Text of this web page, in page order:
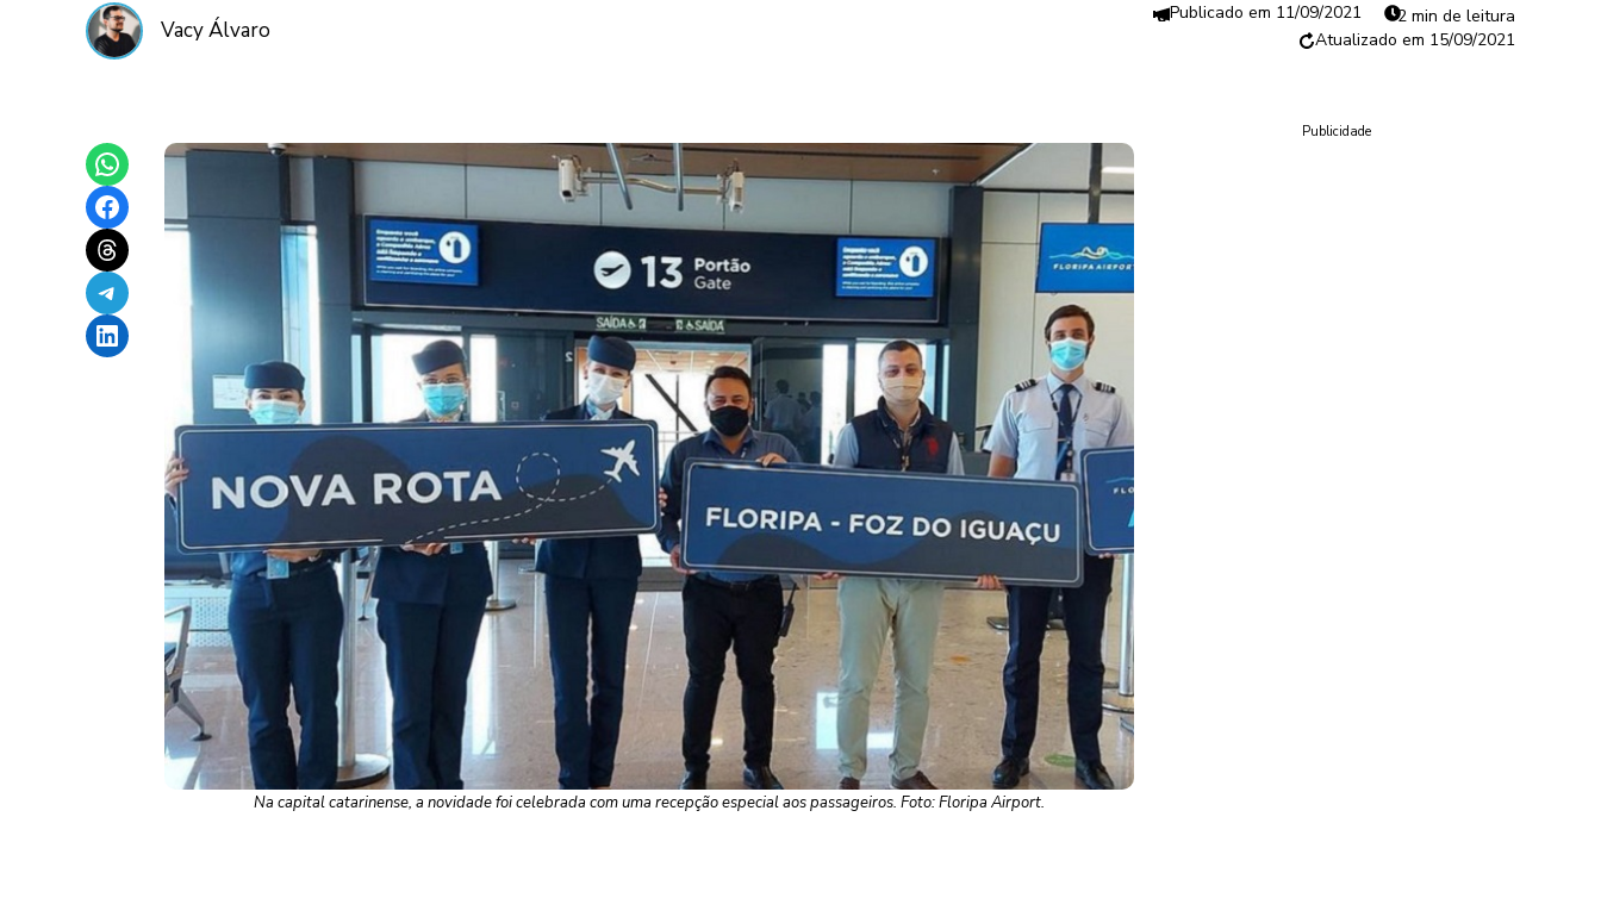
Vacy Álvaro
11/09/2021
2 min de leitura
15/09/2021
Share on WhatsApp
Share on Facebook
Share on Threads
Share on Telegram
Share on LinkedIn
Na capital catarinense, a novidade foi celebrada com uma recepção especial aos passageiros. Foto: Floripa Airport.
Publicidade